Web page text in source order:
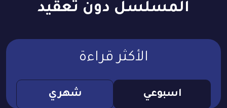
المسلسل دون تعقيد
الأكثر قراءة
اسبوعي شهري